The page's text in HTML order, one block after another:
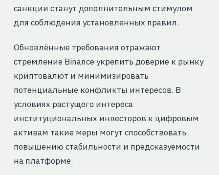
санкции станут дополнительным стимулом
для соблюдения установленных правил.
Обновлённые требования отражают
стремление Binance укрепить доверие к рынку
криптовалют и минимизировать
потенциальные конфликты интересов. В
условиях растущего интереса
институциональных инвесторов к цифровым
активам такие меры могут способствовать
повышению стабильности и предсказуемости
на платформе.